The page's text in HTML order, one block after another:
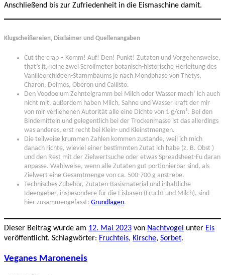
Anschließend bis zur Zufriedenheit in die Eismaschine damit.
Klugscheißereien, Disclaimer und Quellenangaben
Cut the crap – Komm! Auf! Den! Punkt! Zutaten und Vorgehensweise,
that’s it, keine zwei Scrollmeter botanisch-historische Herleitung des
Vanilleorchideen-Stammbaums je nach Mondphase von Thetys,
Charon, Deimos, Oberon und Callisto.
Den Voodoo um Zehntelgramm bei Milch oder Wasser mach‘ ich auch
nicht mit, außerdem haben Milch, Sahne und Wasser kraft der mir
von mir verliehenen Autorität alle eine Dichte von 1 g/cm³. Bei den
Bindemitteln und gelegentlich bei der Trockenmasse ist das allerdings
was anderes, erst recht bei Klein- und Kleinstmengen.
Die teilweise krummen Zahlen kommen zustande, weil ich mich
danach richte, wieviel einer bestimmten Zutat ich habe (z. B. Obst )
und den Rest mit der Zielwertsuche oder etwas Spreadsheet-Fu daran
anpasse. Wahlweise, wenn alle Zutaten gut portionierbar sind, als
Zielwert eine Gesamtmenge von ca. 500-700 g anstrebe.
Technisches Zubehör, Zutaten-Basismaterial und inhaltliche
Ideengeber, insbesondere für die Eisbasen (Frucht und Milch), sind
hier zusammengefasst: Grundlagen.
Dieser Beitrag wurde am 12. Mai 2023 von Nachtvogel unter Eis
veröffentlicht. Schlagwörter: Fruchteis, Kirsche, Sorbet.
Veganes Maroneneis